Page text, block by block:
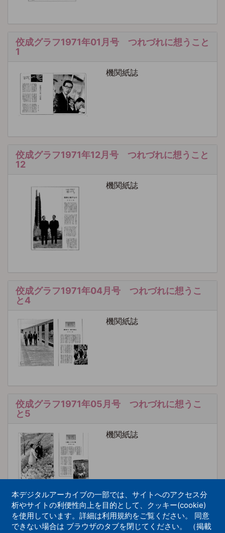
佼成グラフ1971年01月号 つれづれに想うこと
1
機関紙誌
佼成グラフ1971年12月号 つれづれに想うこと
12
機関紙誌
佼成グラフ1971年04月号 つれづれに想うこ
と4
機関紙誌
佼成グラフ1971年05月号 つれづれに想うこ
と5
機関紙誌
佼成グラフ1971年06月号 つれづれに想うこ
と6
本デジタルアーカイブの一部では、サイトへのアクセス分
析やサイトの利便性向上を目的として、クッキー(cookie)
を使用しています。詳細は利用規約をご覧ください。 同意
できない場合は ブラウザのタブを閉じてください。 （掲載